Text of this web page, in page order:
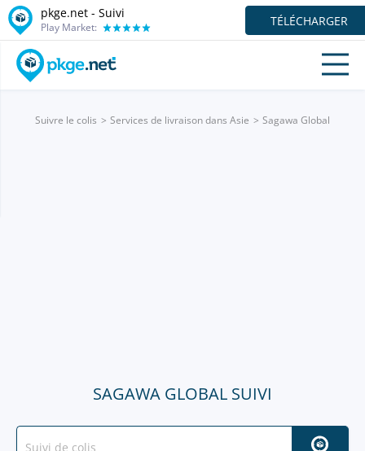
pkge.net - Suivi
Play Market: TÉLÉCHARGER
Suivre le colis Services de livraison dans Asie Sagawa Global
SAGAWA GLOBAL SUIVI